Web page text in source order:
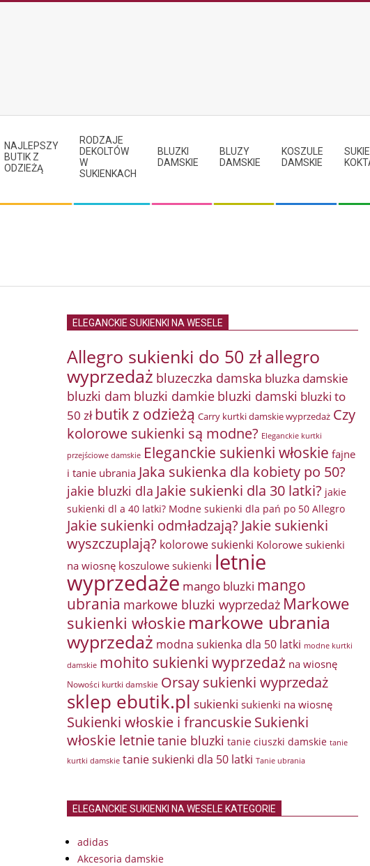
NAJLEPSZY
BUTIK Z
ODZIEŻĄ
RODZAJE
DEKOLTÓW
W
SUKIENKACH
BLUZKI
DAMSKIE
BLUZY
DAMSKIE
KOSZULE
DAMSKIE
ELEGANCKIE SUKIENKI NA WESELE
Allegro sukienki do 50 złallegro
wyprzedaż bluzeczka damska bluzka damskie
bluzki dam bluzki damkie bluzki damski bluzki to
50 zł butik z odzieżą Carry kurtki damskie wyprzedaż Czy
kolorowe sukienki są modne? Eleganckie kurtki
przejściowe damskie Eleganckie sukienki włoskie fajne
i tanie ubrania Jaka sukienka dla kobiety po 50?
jakie bluzki dla Jakie sukienki dla 30 latki? jakie
sukienki dl a 40 latki? Modne sukienki dla pań po 50 Allegro
Jakie sukienki odmładzają? Jakie sukienki
wyszczuplają? kolorowe sukienki Kolorowe sukienki
na wiosnę koszulowe sukienki letnie
wyprzedaże mango bluzki mango
ubrania markowe bluzki wyprzedaż Markowe
sukienki włoskie markowe ubrania
wyprzedaż modna sukienka dla 50 latki modne kurtki
damskie mohito sukienki wyprzedaż na wiosnę
Nowości kurtki damskie Orsay sukienki wyprzedaż
sklep ebutik.pl sukienki sukienki na wiosnę
Sukienki włoskie i francuskieSukienki
włoskie letnietanie bluzki tanie ciuszki damskie tanie
kurtki damskie tanie sukienki dla 50 latki Tanie ubrania
ELEGANCKIE SUKIENKI NA WESELE KATEGORIE
adidas
Akcesoria damskie